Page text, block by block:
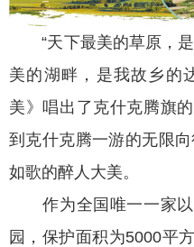
“天下最美的草原，是
美的湖畔，是我故乡
美》唱出了克什克腾旗
到克什克腾一游的无限
如歌的醉人大美。
作为全国唯一一家以
园，保护面积为5000平